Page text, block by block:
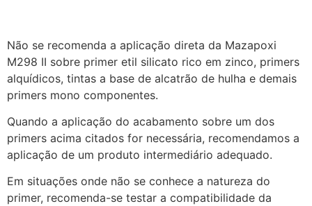
Não se recomenda a aplicação direta da Mazapoxi
M298 II sobre primer etil silicato rico em zinco, primers
alquídicos, tintas a base de alcatrão de hulha e demais
primers mono componentes.
Quando a aplicação do acabamento sobre um dos
primers acima citados for necessária, recomendamos a
aplicação de um produto intermediário adequado.
Em situações onde não se conhece a natureza do
primer, recomenda-se testar a compatibilidade da